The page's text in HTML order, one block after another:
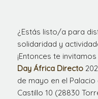
¿Estás listo/a para
solidaridad y
¡Entonces te
Day África Directo
de mayo en el
Castillo 10 (28830